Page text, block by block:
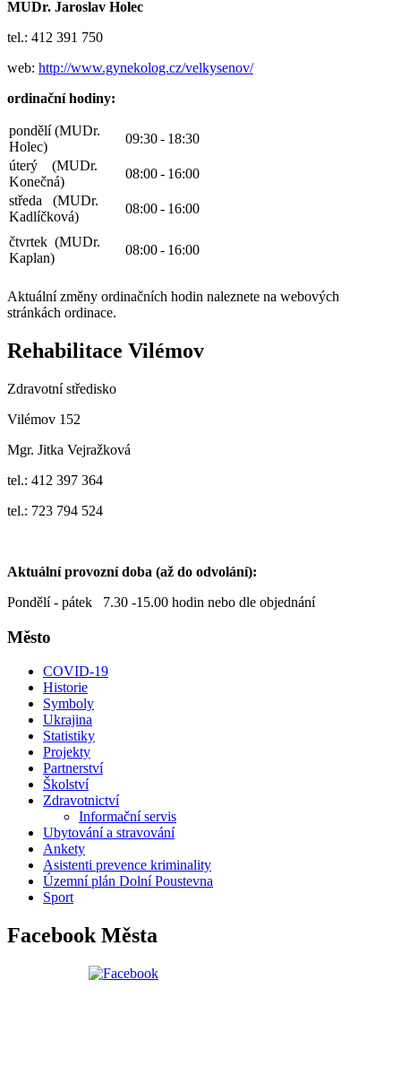
MUDr. Jaroslav Holec
tel.: 412 391 750
web: http://www.gynekolog.cz/velkysenov/
ordinační hodiny:
pondělí (MUDr.
Holec)
09:30- 18:30
úterý (MUDr.
Konečná)
08:00- 16:00
středa (MUDr.
Kadlíčková)
08:00- 16:00
čtvrtek (MUDr.
Kaplan)
08:00- 16:00
Aktuální změny ordinačních hodin naleznete na webových
stránkách ordinace.
Rehabilitace Vilémov
Zdravotní středisko
Vilémov 152
Mgr. Jitka Vejražková
tel.: 412 397 364
tel.: 723 794 524
Aktuální provozní doba (až do odvolání):
Pondělí - pátek 7.30 -15.00 hodin nebo dle objednání
Město
COVID-19
Historie
Symboly
Ukrajina
Statistiky
Projekty
Partnerství
Školství
Zdravotnictví
Informační servis
Ubytování a stravování
Ankety
Asistenti prevence kriminality
Územní plán Dolní Poustevna
Sport
Facebook Města